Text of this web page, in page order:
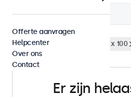
Filter (0)
10 inch monitoren VESA 100 x 100
Er zijn
Offerte aanvragen
Helpcenter
Over ons
Contact